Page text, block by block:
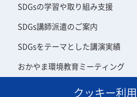
SDGsの学習や取り組み支援
SDGs講師派遣のご案内
SDGsをテーマとした講演実績
おかやま環境教育ミーティング
アスエコ会員について
クッキー利